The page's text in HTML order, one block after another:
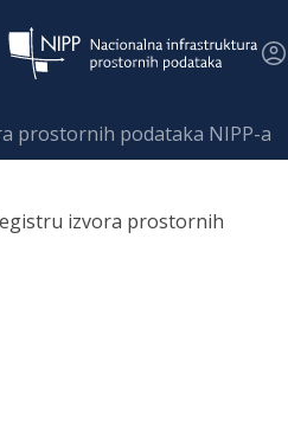
prostornih podataka NIPP-a
izvora prostornih